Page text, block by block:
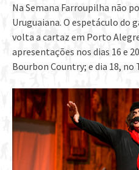
Na Semana Farroupilha não
Uruguaiana. O espetáculo do
volta a cartaz em Porto
apresentações nos dias 16 e
Bourbon Country; e dia 18, no